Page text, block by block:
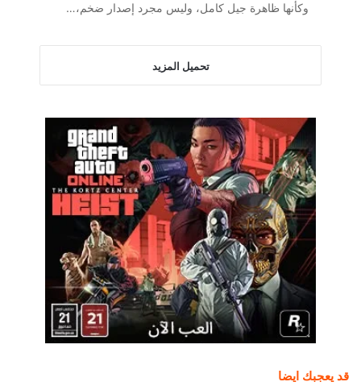
وكأنها ظاهرة جيل كامل، وليس مجرد إصدار ضخم،…
تحميل المزيد
قد يعجبك ايضا